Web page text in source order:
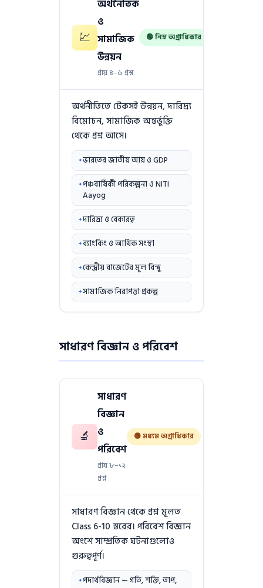
💹
অর্থনৈতিক
ও
সামাজিক
উন্নয়ন
প্রায় ৪–৬ প্রশ্ন
🟢 নিম্ন অগ্রাধিকার
অর্থনীতিতে টেকসই উন্নয়ন, দারিদ্র্য
বিমোচন, সামাজিক অন্তর্ভুক্তি
থেকে প্রশ্ন আসে।
ভারতের জাতীয় আয় ও GDP
পঞ্চবার্ষিকী পরিকল্পনা ও NITI
Aayog
দারিদ্র্য ও বেকারত্ব
ব্যাংকিং ও আর্থিক সংস্থা
কেন্দ্রীয় বাজেটের মূল বিন্দু
সামাজিক নিরাপত্তা প্রকল্প
সাধারণ বিজ্ঞান ও পরিবেশ
🔬
সাধারণ
বিজ্ঞান
ও
পরিবেশ
প্রায় ৮–১২
প্রশ্ন
🟡 মধ্যম অগ্রাধিকার
সাধারণ বিজ্ঞান থেকে প্রশ্ন মূলত
Class 6-10 স্তরের। পরিবেশ বিজ্ঞান
অংশে সাম্প্রতিক ঘটনাগুলোও
গুরুত্বপূর্ণ।
পদার্থবিজ্ঞান — গতি, শক্তি, তাপ,